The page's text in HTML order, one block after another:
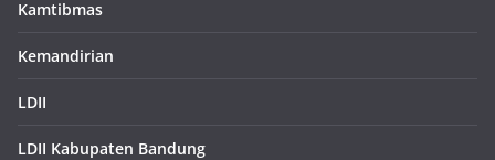
Kamtibmas
Kemandirian
LDII
LDII Kabupaten Bandung